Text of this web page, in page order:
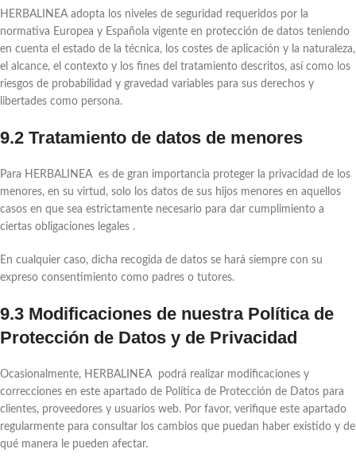
HERBALINEA adopta los niveles de seguridad requeridos por la
normativa Europea y Española vigente en protección de datos teniendo
en cuenta el estado de la técnica, los costes de aplicación y la naturaleza,
el alcance, el contexto y los fines del tratamiento descritos, así como los
riesgos de probabilidad y gravedad variables para sus derechos y
libertades como persona.
9.2 Tratamiento de datos de menores
Para HERBALINEA es de gran importancia proteger la privacidad de los
menores, en su virtud, solo los datos de sus hijos menores en aquellos
casos en que sea estrictamente necesario para dar cumplimiento a
ciertas obligaciones legales .
En cualquier caso, dicha recogida de datos se hará siempre con su
expreso consentimiento como padres o tutores.
9.3 Modificaciones de nuestra Política de
Protección de Datos y de Privacidad
Ocasionalmente, HERBALINEA podrá realizar modificaciones y
correcciones en este apartado de Política de Protección de Datos para
clientes, proveedores y usuarios web. Por favor, verifique este apartado
regularmente para consultar los cambios que puedan haber existido y de
qué manera le pueden afectar.